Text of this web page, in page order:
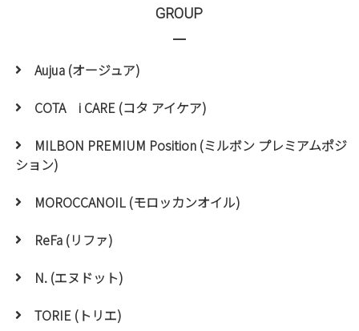
GROUP
Aujua (オージュア)
COTA i CARE (コタ アイケア)
MILBON PREMIUM Position (ミルボン プレミアムポジ
ション)
MOROCCANOIL (モロッカンオイル)
ReFa (リファ)
N. (エヌドット)
TORIE (トリエ)